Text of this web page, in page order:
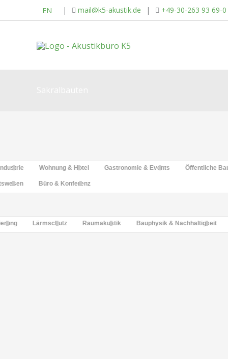
Inhalt
EN | mail@k5-akustik.de | +49-30-263 93 69-0
Wohnung & Hotel Gastronomie & Events Öffentliche
Büro & Konferenz
Lärmschutz Raumakustik Bauphysik & Nachhaltigkeit